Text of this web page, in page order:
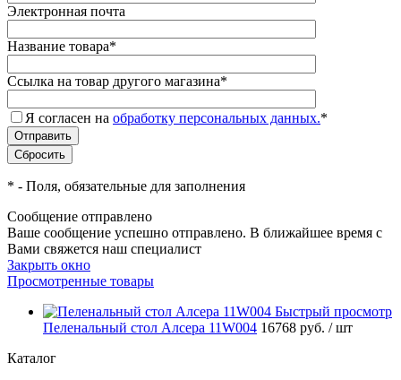
Электронная почта
Название товара*
Ссылка на товар другого магазина*
Я согласен на обработку персональных данных.*
* - Поля, обязательные для заполнения
Сообщение отправлено
Ваше сообщение успешно отправлено. В ближайшее время с
Вами свяжется наш специалист
Закрыть окно
Просмотренные товары
Быстрый просмотр
Пеленальный стол Алсера 11W004 16768 руб. / шт
Каталог